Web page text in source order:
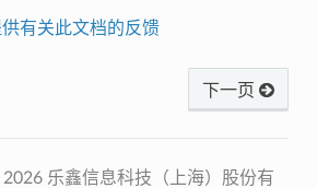
有关此文档的反馈
下一页
乐鑫信息科技（上海）股份有